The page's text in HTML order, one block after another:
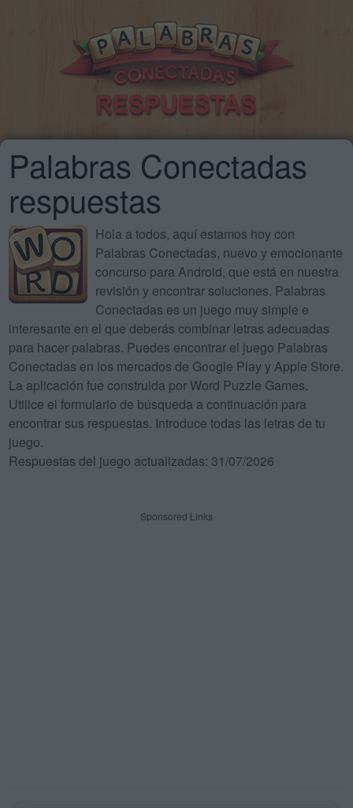
Palabras Conectadas
respuestas
Hola a todos, aquí estamos hoy con
Palabras Conectadas, nuevo y emocionante
concurso para Android, que está en nuestra
revisión y encontrar soluciones. Palabras
Conectadas es un juego muy simple e
interesante en el que deberás combinar letras adecuadas
para hacer palabras. Puedes encontrar el juego Palabras
Conectadas en los mercados de Google Play y Apple Store.
La aplicación fue construida por Word Puzzle Games.
Utilice el formulario de búsqueda a continuación para
encontrar sus respuestas. Introduce todas las letras de tu
juego.
Respuestas del juego actualizadas: 31/07/2026
Sponsored Links